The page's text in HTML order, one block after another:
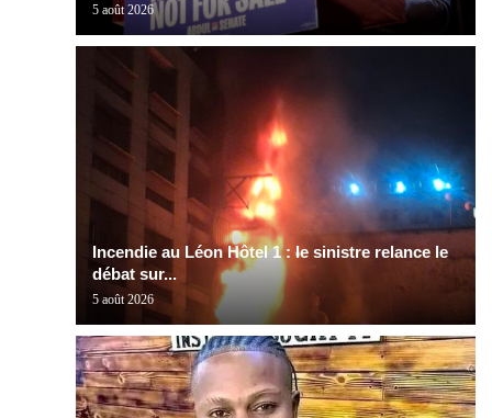
5 août 2026
Incendie au Léon Hôtel 1 : le sinistre relance le
débat sur...
5 août 2026